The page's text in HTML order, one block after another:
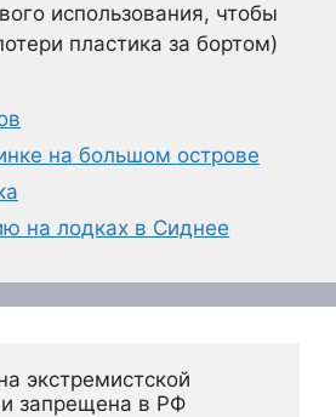
использования, чтобы
пластика за бортом)
на большом острове
на лодках в Сиднее
экстремистской
и запрещена в РФ